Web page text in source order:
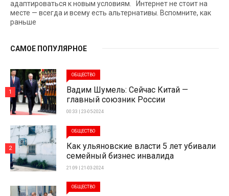
адаптироваться к новым условиям. Интернет не стоит на
месте — всегда и всему есть альтернативы. Вспомните, как
раньше
САМОЕ ПОПУЛЯРНОЕ
ОБЩЕСТВО
Вадим Шумель: Сейчас Китай —
главный союзник России
00:33 | 23-05-2024
1
ОБЩЕСТВО
Как ульяновские власти 5 лет убивали
семейный бизнес инвалида
21:09 | 21-03-2024
2
ОБЩЕСТВО